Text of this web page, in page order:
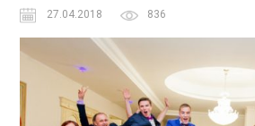
27.04.2018 836